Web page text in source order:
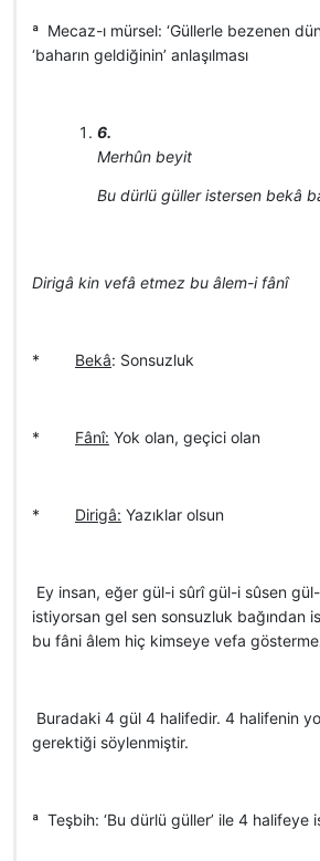
ª Mecaz-ı mürsel: ‘Güllerle bezenen
‘baharın geldiğinin’ anlaşılması
6.
Merhûn beyit
Bu dürlü güller istersen bekâ
Dirigâ kin vefâ etmez bu âlem-i fânî
* Bekâ: Sonsuzluk
* Fânî: Yok olan, geçici olan
* Dirigâ: Yazıklar olsun
 Ey insan, eğer gül-i sûrî gül-i sûsen
istiyorsan gel sen sonsuzluk bağından
bu fâni âlem hiç kimseye vefa
 Buradaki 4 gül 4 halifedir. 4 halifenin
gerektiği söylenmiştir.
ª Teşbih: ‘Bu dürlü güller’ ile 4 halifeye